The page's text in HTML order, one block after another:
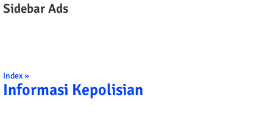
Sidebar Ads
Index »
Informasi Kepolisian